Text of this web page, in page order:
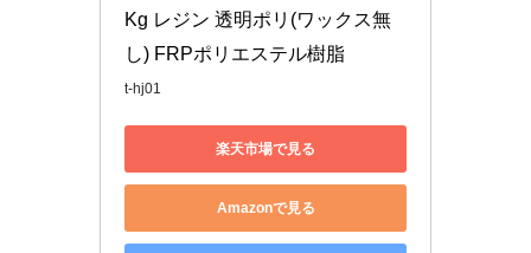
Kg レジン 透明ポリ(ワックス無
し) FRPポリエステル樹脂
t-hj01
楽天市場で見る
Amazonで見る